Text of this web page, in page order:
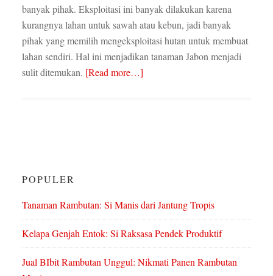
banyak pihak. Eksploitasi ini banyak dilakukan karena
kurangnya lahan untuk sawah atau kebun, jadi banyak
pihak yang memilih mengeksploitasi hutan untuk membuat
lahan sendiri. Hal ini menjadikan tanaman Jabon menjadi
sulit ditemukan. [Read more…]
POPULER
Tanaman Rambutan: Si Manis dari Jantung Tropis
Kelapa Genjah Entok: Si Raksasa Pendek Produktif
Jual BIbit Rambutan Unggul: Nikmati Panen Rambutan